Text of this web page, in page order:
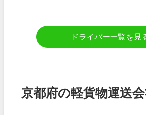
ドライバー一覧を見
京都府の軽貨物運送